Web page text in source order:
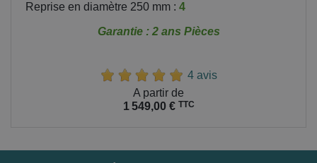
Reprise en diamètre 250 mm : 4
Garantie : 2 ans Pièces
4 avis
A partir de
1 549,00 € TTC